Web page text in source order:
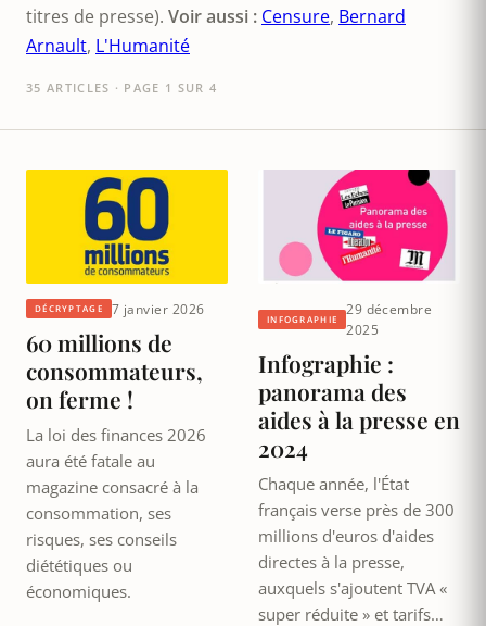
titres de presse). Voir aussi : Censure, Bernard
Arnault, L'Humanité
35 ARTICLES · PAGE 1 SUR 4
DÉCRYPTAGE 7 janvier 2026
60 millions de
consommateurs,
on ferme !
La loi des finances 2026
aura été fatale au
magazine consacré à la
consommation, ses
risques, ses conseils
diététiques ou
économiques.
INFOGRAPHIE
29 décembre
2025
Infographie :
panorama des
aides à la presse en
2024
Chaque année, l'État
français verse près de 300
millions d'euros d'aides
directes à la presse,
auxquels s'ajoutent TVA «
super réduite » et tarifs…